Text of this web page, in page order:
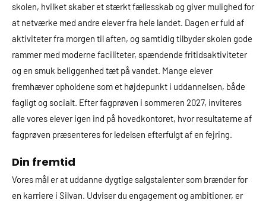
skolen, hvilket skaber et stærkt fællesskab og giver mulighed for
at netværke med andre elever fra hele landet. Dagen er fuld af
aktiviteter fra morgen til aften, og samtidig tilbyder skolen gode
rammer med moderne faciliteter, spændende fritidsaktiviteter
og en smuk beliggenhed tæt på vandet. Mange elever
fremhæver opholdene som et højdepunkt i uddannelsen, både
fagligt og socialt. Efter fagprøven i sommeren 2027, inviteres
alle vores elever igen ind på hovedkontoret, hvor resultaterne af
fagprøven præsenteres for ledelsen efterfulgt af en fejring.
Din fremtid
Vores mål er at uddanne dygtige salgstalenter som brænder for
en karriere i Silvan. Udviser du engagement og ambitioner, er